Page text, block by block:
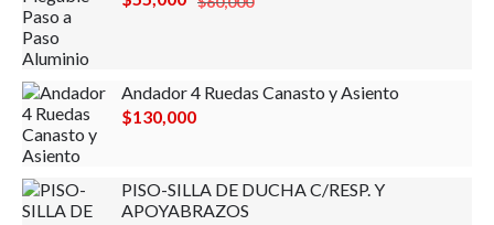
Andador 4 Ruedas Canasto y Asiento
$130,000
PISO-SILLA DE DUCHA C/RESP. Y
APOYABRAZOS